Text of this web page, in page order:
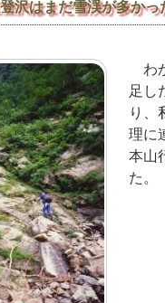
沢はまだ雪渓が多かっ
わ
足し
り、
理に
本山
た。